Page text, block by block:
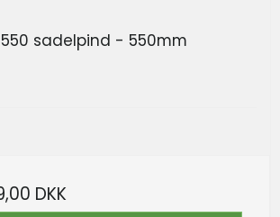
sadelpind - 550mm
DKK